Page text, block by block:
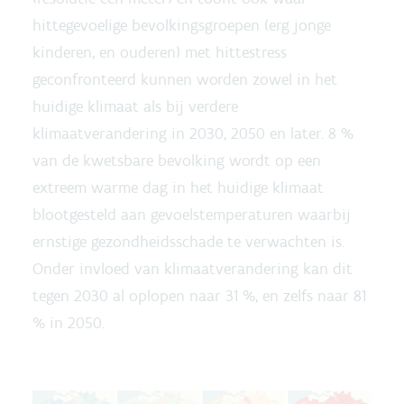
hittegevoelige bevolkingsgroepen (erg jonge
kinderen, en ouderen) met hittestress
geconfronteerd kunnen worden zowel in het
huidige klimaat als bij verdere
klimaatverandering in 2030, 2050 en later. 8 %
van de kwetsbare bevolking wordt op een
extreem warme dag in het huidige klimaat
blootgesteld aan gevoelstemperaturen waarbij
ernstige gezondheidsschade te verwachten is.
Onder invloed van klimaatverandering kan dit
tegen 2030 al oplopen naar 31 %, en zelfs naar 81
% in 2050.